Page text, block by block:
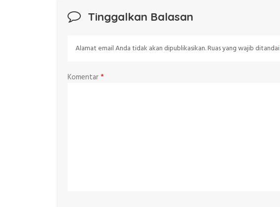
Tinggalkan Balasan
Alamat email Anda tidak akan dipublikasikan.Ruas yang wajib ditandai
Komentar*